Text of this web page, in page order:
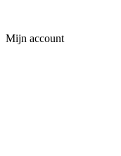
Mijn account